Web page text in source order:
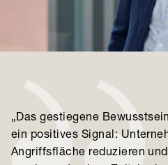
„Das gestiegene
ein positives Signal:
Angriffsfläche reduzieren